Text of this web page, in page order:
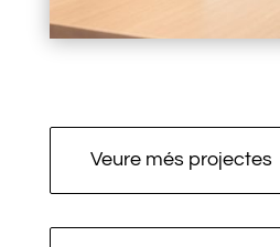
Veure més projectes